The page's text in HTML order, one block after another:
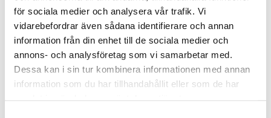
för sociala medier och analysera vår trafik. Vi
vidarebefordrar även sådana identifierare och annan
information från din enhet till de sociala medier och
annons- och analysföretag som vi samarbetar med.
Dessa kan i sin tur kombinera informationen med annan
information som du har tillhandahållit eller som de har